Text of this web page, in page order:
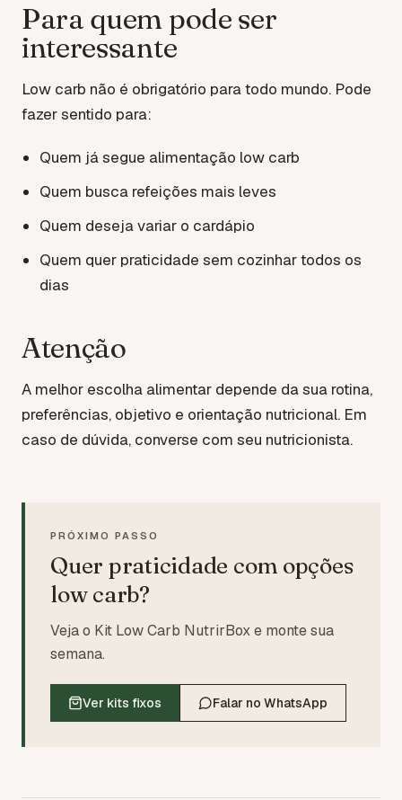
Para quem pode ser
interessante
Low carb não é obrigatório para todo mundo. Pode
fazer sentido para:
Quem já segue alimentação low carb
Quem busca refeições mais leves
Quem deseja variar o cardápio
Quem quer praticidade sem cozinhar todos os
dias
Atenção
A melhor escolha alimentar depende da sua rotina,
preferências, objetivo e orientação nutricional. Em
caso de dúvida, converse com seu nutricionista.
PRÓXIMO PASSO
Quer praticidade com opções
low carb?
Veja o Kit Low Carb NutrirBox e monte sua
semana.
Ver kits fixos Falar no WhatsApp